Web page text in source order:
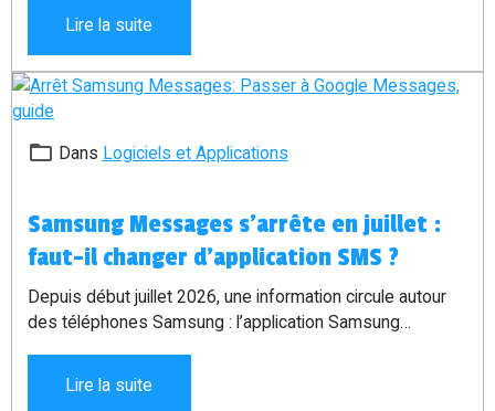
continuer à recevoir les correctifs.
Lire la suite
Dans Logiciels et Applications
Samsung Messages s’arrête en juillet :
faut-il changer d’application SMS ?
Depuis début juillet 2026, une information circule autour
des téléphones Samsung : l’application Samsung
Certains titres laissent penser que les SMS vont être
Lire la suite